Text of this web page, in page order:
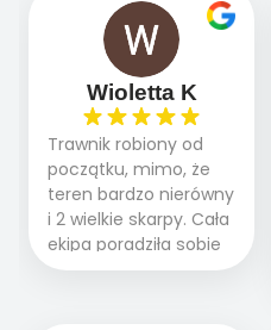
Wioletta K
Trawnik robiony od
początku, mimo, że
teren bardzo nierówny
i 2 wielkie skarpy. Cała
ekipa poradziła sobie
WSPANIALE od